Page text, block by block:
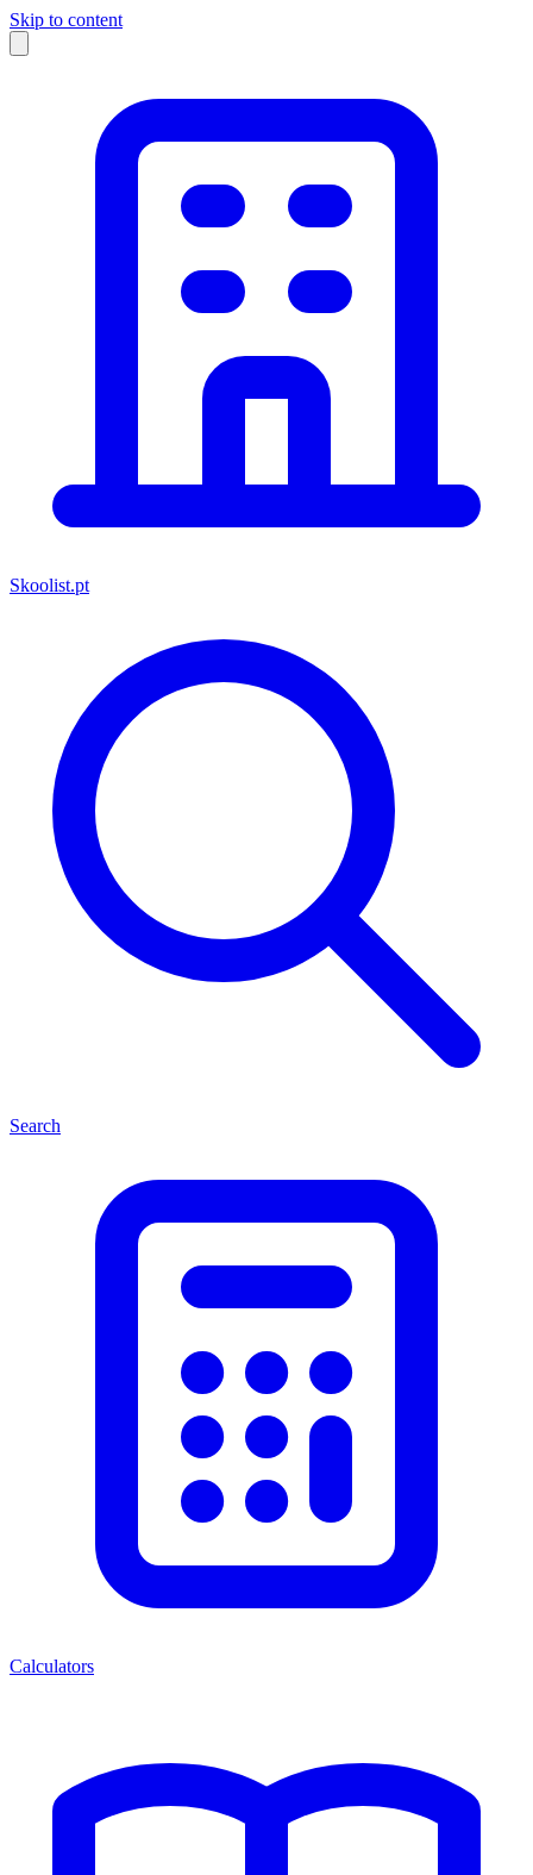
Skip to content
Skoolist.pt
Search
Calculators